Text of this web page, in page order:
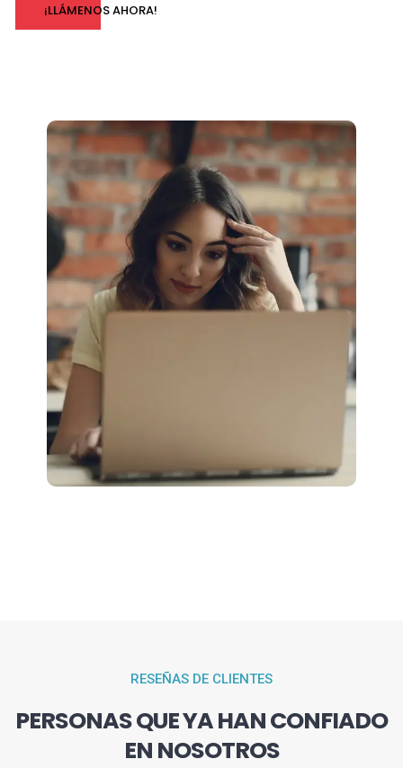
¡LLÁMENOS AHORA!
RESEÑAS DE CLIENTES
PERSONAS QUE YA HAN CONFIADO
EN NOSOTROS